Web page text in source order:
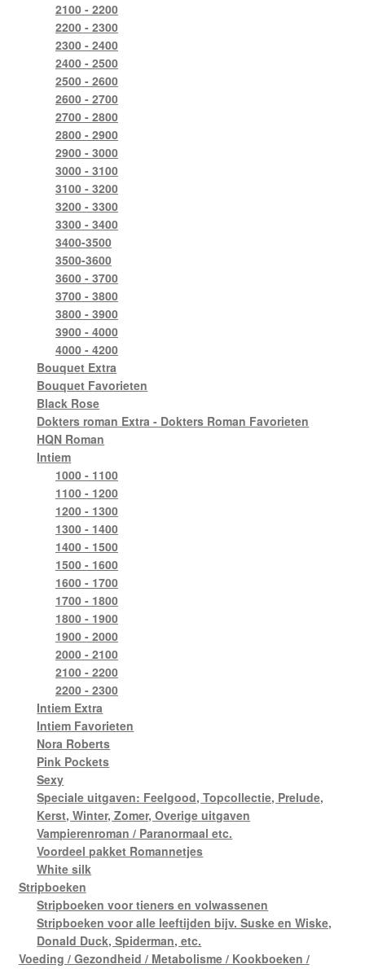
2100 - 2200
2200 - 2300
2300 - 2400
2400 - 2500
2500 - 2600
2600 - 2700
2700 - 2800
2800 - 2900
2900 - 3000
3000 - 3100
3100 - 3200
3200 - 3300
3300 - 3400
3400-3500
3500-3600
3600 - 3700
3700 - 3800
3800 - 3900
3900 - 4000
4000 - 4200
Bouquet Extra
Bouquet Favorieten
Black Rose
Dokters roman Extra - Dokters Roman Favorieten
HQN Roman
Intiem
1000 - 1100
1100 - 1200
1200 - 1300
1300 - 1400
1400 - 1500
1500 - 1600
1600 - 1700
1700 - 1800
1800 - 1900
1900 - 2000
2000 - 2100
2100 - 2200
2200 - 2300
Intiem Extra
Intiem Favorieten
Nora Roberts
Pink Pockets
Sexy
Speciale uitgaven: Feelgood, Topcollectie, Prelude,
Kerst, Winter, Zomer, Overige uitgaven
Vampierenroman / Paranormaal etc.
Voordeel pakket Romannetjes
White silk
Stripboeken
Stripboeken voor tieners en volwassenen
Stripboeken voor alle leeftijden bijv. Suske en Wiske,
Donald Duck, Spiderman, etc.
Voeding / Gezondheid / Metabolisme / Kookboeken /